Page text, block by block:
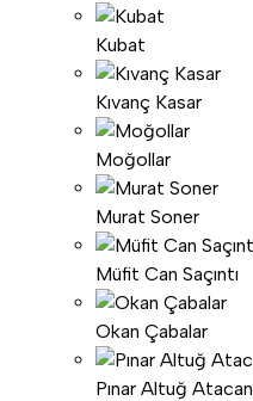
Kubat
Kıvanç Kasar
Moğollar
Murat Soner
Müfit Can Saçıntı
Okan Çabalar
Pınar Altuğ Atacan